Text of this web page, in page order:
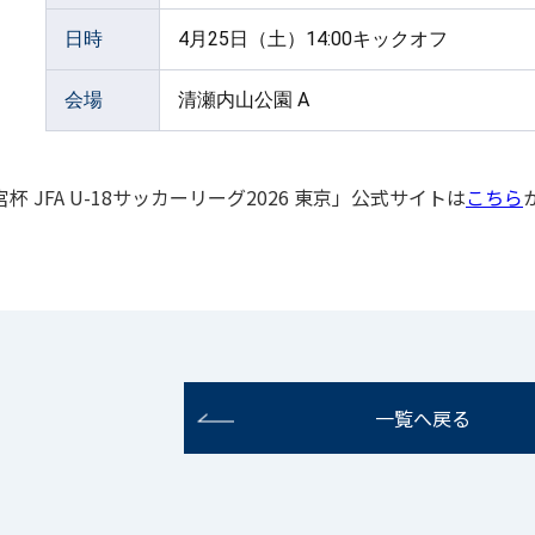
日時 4月25日（土）14:00キックオフ
会場 清瀬内山公園 A
杯 JFA U-18サッカーリーグ2026 東京」公式サイトはこちら
一覧へ戻る